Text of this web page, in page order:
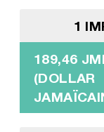
1
189,46
(DOLLAR